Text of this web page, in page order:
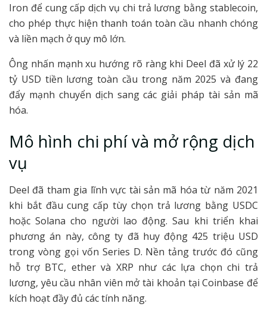
Iron để cung cấp dịch vụ chi trả lương bằng stablecoin,
cho phép thực hiện thanh toán toàn cầu nhanh chóng
và liền mạch ở quy mô lớn.
Ông nhấn mạnh xu hướng rõ ràng khi Deel đã xử lý 22
tỷ USD tiền lương toàn cầu trong năm 2025 và đang
đẩy mạnh chuyển dịch sang các giải pháp tài sản mã
hóa.
Mô hình chi phí và mở rộng dịch
vụ
Deel đã tham gia lĩnh vực tài sản mã hóa từ năm 2021
khi bắt đầu cung cấp tùy chọn trả lương bằng USDC
hoặc Solana cho người lao động. Sau khi triển khai
phương án này, công ty đã huy động 425 triệu USD
trong vòng gọi vốn Series D. Nền tảng trước đó cũng
hỗ trợ BTC, ether và XRP như các lựa chọn chi trả
lương, yêu cầu nhân viên mở tài khoản tại Coinbase để
kích hoạt đầy đủ các tính năng.